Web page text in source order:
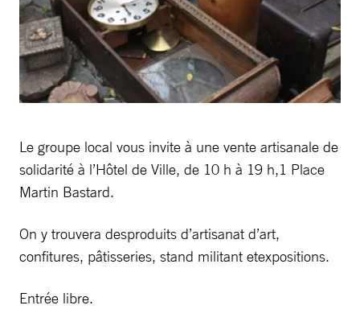
Le groupe local vous invite à une vente artisanale de
solidarité à l’Hôtel de Ville, de 10 h à 19 h,1 Place
Martin Bastard.
On y trouvera desproduits d’artisanat d’art,
confitures, pâtisseries, stand militant etexpositions.
Entrée libre.